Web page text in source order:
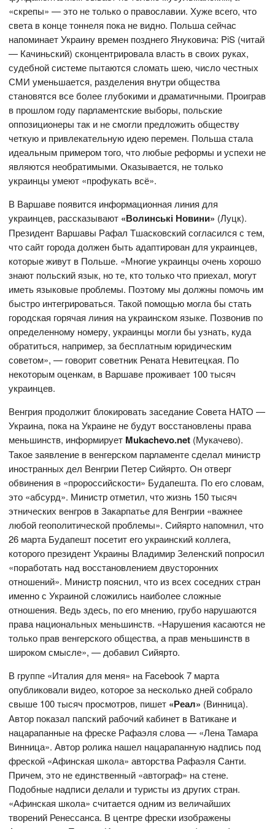
«скрепы» — это не только о православии. Хуже всего, что
света в конце тоннеля пока не видно. Польша сейчас
напоминает Украину времен позднего Януковича: PiS (читай
— Качиньский) сконцентрировала власть в своих руках,
судебной системе пытаются сломать шею, число честных
СМИ уменьшается, разделения внутри общества
становятся все более глубокими и драматичными. Проиграв
в прошлом году парламентские выборы, польские
оппозиционеры так и не смогли предложить обществу
четкую и привлекательную идею перемен. Польша стала
идеальным примером того, что любые реформы и успехи не
являются необратимыми. Оказывается, не только
украинцы умеют «профукать всё».
В Варшаве появится информационная линия для
украинцев, рассказывают «Волинські Новини» (Луцк).
Президент Варшавы Рафал Тшасковский согласился с тем,
что сайт города должен быть адаптирован для украинцев,
которые живут в Польше. «Многие украинцы очень хорошо
знают польский язык, но те, кто только что приехал, могут
иметь языковые проблемы. Поэтому мы должны помочь им
быстро интегрироваться. Такой помощью могла бы стать
городская горячая линия на украинском языке. Позвонив по
определенному номеру, украинцы могли бы узнать, куда
обратиться, например, за бесплатным юридическим
советом», — говорит советник Рената Невитецкая. По
некоторым оценкам, в Варшаве проживает 100 тысяч
украинцев.
Венгрия продолжит блокировать заседание Совета НАТО —
Украина, пока на Украине не будут восстановлены права
меньшинств, информирует Mukachevo.net (Мукачево).
Такое заявление в венгерском парламенте сделал министр
иностранных дел Венгрии Петер Сийярто. Он отверг
обвинения в «пророссийскости» Будапешта. По его словам,
это «абсурд». Министр отметил, что жизнь 150 тысяч
этнических венгров в Закарпатье для Венгрии «важнее
любой геополитической проблемы». Сийярто напомнил, что
26 марта Будапешт посетит его украинский коллега,
которого президент Украины Владимир Зеленский попросил
«поработать над восстановлением двусторонних
отношений». Министр пояснил, что из всех соседних стран
именно с Украиной сложились наиболее сложные
отношения. Ведь здесь, по его мнению, грубо нарушаются
права национальных меньшинств. «Нарушения касаются не
только прав венгерского общества, а прав меньшинств в
широком смысле», — добавил Сийярто.
В группе «Италия для меня» на Facebook 7 марта
опубликовали видео, которое за несколько дней собрало
свыше 100 тысяч просмотров, пишет «Реал» (Винница).
Автор показал папский рабочий кабинет в Ватикане и
нацарапанные на фреске Рафаэля слова — «Лена Тамара
Винница». Автор ролика нашел нацарапанную надпись под
фреской «Афинская школа» авторства Рафаэля Санти.
Причем, это не единственный «автограф» на стене.
Подобные надписи делали и туристы из других стран.
«Афинская школа» считается одним из величайших
творений Ренессанса. В центре фрески изображены